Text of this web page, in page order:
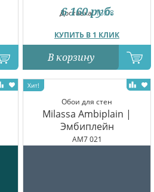
Доставка:13.08
КУПИТЬ В 1 КЛИК
6 160 руб.
В корзину
Обои для стен
Milassa Ambiplain |
Эмбиплейн
AM7 021